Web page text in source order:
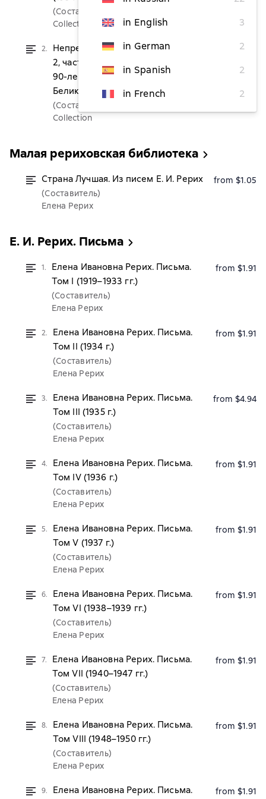
in English
3
in German
2
in Spanish
2
in French
2
(Составитель)
Collection
2.
Непрерывное восхождение. Том
2, часть 2. Сборник, посвященный
90-летию со дня рождения П. Ф.
Беликова. Письма (1976-1981)
(Составитель)
Collection
from $2.28
Малая рериховская библиотека
Страна Лучшая. Из писем Е. И. Рерих
(Составитель)
Елена Рерих
from $1.05
Е. И. Рерих. Письма
1.
Елена Ивановна Рерих. Письма.
Том I (1919–1933 гг.)
(Составитель)
Елена Рерих
from $1.91
2.
Елена Ивановна Рерих. Письма.
Том II (1934 г.)
(Составитель)
Елена Рерих
from $1.91
3.
Елена Ивановна Рерих. Письма.
Том III (1935 г.)
(Составитель)
Елена Рерих
from $4.94
4.
Елена Ивановна Рерих. Письма.
Том IV (1936 г.)
(Составитель)
Елена Рерих
from $1.91
5.
Елена Ивановна Рерих. Письма.
Том V (1937 г.)
(Составитель)
Елена Рерих
from $1.91
6.
Елена Ивановна Рерих. Письма.
Том VI (1938–1939 гг.)
(Составитель)
Елена Рерих
from $1.91
7.
Елена Ивановна Рерих. Письма.
Том VII (1940–1947 гг.)
(Составитель)
Елена Рерих
from $1.91
8.
Елена Ивановна Рерих. Письма.
Том VIII (1948–1950 гг.)
(Составитель)
Елена Рерих
from $1.91
9.
Елена Ивановна Рерих. Письма.
from $1.91